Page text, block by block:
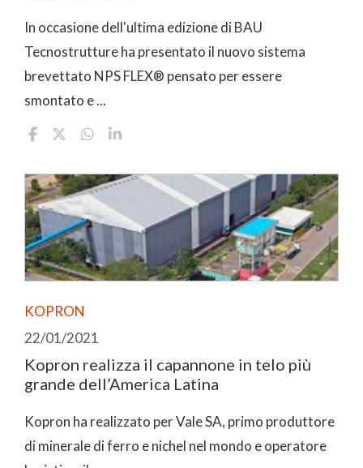
In occasione dell'ultima edizione di BAU
Tecnostrutture ha presentato il nuovo sistema
brevettato NPS FLEX® pensato per essere
smontato e ...
KOPRON
22/01/2021
Kopron realizza il capannone in telo più
grande dell’America Latina
Kopron ha realizzato per Vale SA, primo produttore
di minerale di ferro e nichel nel mondo e operatore